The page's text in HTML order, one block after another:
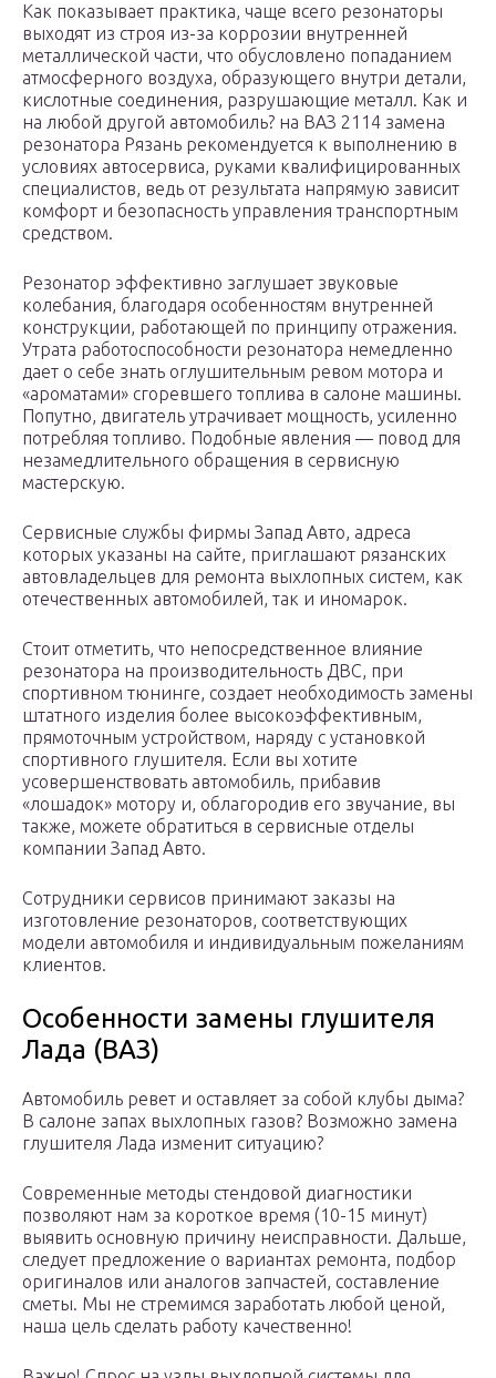
Как показывает практика, чаще всего резонаторы
выходят из строя из-за коррозии внутренней
металлической части, что обусловлено попаданием
атмосферного воздуха, образующего внутри детали,
кислотные соединения, разрушающие металл. Как и
на любой другой автомобиль? на ВАЗ 2114 замена
резонатора Рязань рекомендуется к выполнению в
условиях автосервиса, руками квалифицированных
специалистов, ведь от результата напрямую зависит
комфорт и безопасность управления транспортным
средством.
Резонатор эффективно заглушает звуковые
колебания, благодаря особенностям внутренней
конструкции, работающей по принципу отражения.
Утрата работоспособности резонатора немедленно
дает о себе знать оглушительным ревом мотора и
«ароматами» сгоревшего топлива в салоне машины.
Попутно, двигатель утрачивает мощность, усиленно
потребляя топливо. Подобные явления — повод для
незамедлительного обращения в сервисную
мастерскую.
Сервисные службы фирмы Запад Авто, адреса
которых указаны на сайте, приглашают рязанских
автовладельцев для ремонта выхлопных систем, как
отечественных автомобилей, так и иномарок.
Стоит отметить, что непосредственное влияние
резонатора на производительность ДВС, при
спортивном тюнинге, создает необходимость замены
штатного изделия более высокоэффективным,
прямоточным устройством, наряду с установкой
спортивного глушителя. Если вы хотите
усовершенствовать автомобиль, прибавив
«лошадок» мотору и, облагородив его звучание, вы
также, можете обратиться в сервисные отделы
компании Запад Авто.
Сотрудники сервисов принимают заказы на
изготовление резонаторов, соответствующих
модели автомобиля и индивидуальным пожеланиям
клиентов.
Особенности замены глушителя
Лада (ВАЗ)
Автомобиль ревет и оставляет за собой клубы дыма?
В салоне запах выхлопных газов? Возможно замена
глушителя Лада изменит ситуацию?
Современные методы стендовой диагностики
позволяют нам за короткое время (10-15 минут)
выявить основную причину неисправности. Дальше,
следует предложение о вариантах ремонта, подбор
оригиналов или аналогов запчастей, составление
сметы. Мы не стремимся заработать любой ценой,
наша цель сделать работу качественно!